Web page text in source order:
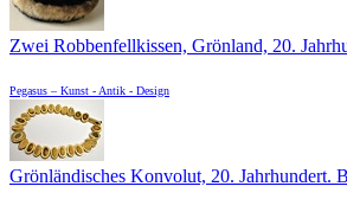
Zwei Robbenfellkissen, Grönland, 20.
Pegasus – Kunst - Antik - Design
Grönländisches Konvolut, 20. Jahrhundert.